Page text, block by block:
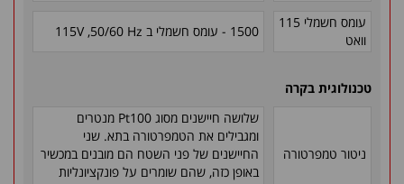
עומס חשמלי 115
וואט
1500 - עומס חשמלי ב 115V ,50/60 Hz
טכנולוגית בקרה
ניטור טמפרטורה
שלושה חיישנים מסוג Pt100 מנטרים
ומגבילים את הטמפרטורה בתא. שני
החיישנים של פני השטח הם מובנים במכשיר
באופן כזה, שהם שומרים על פונקציונליות